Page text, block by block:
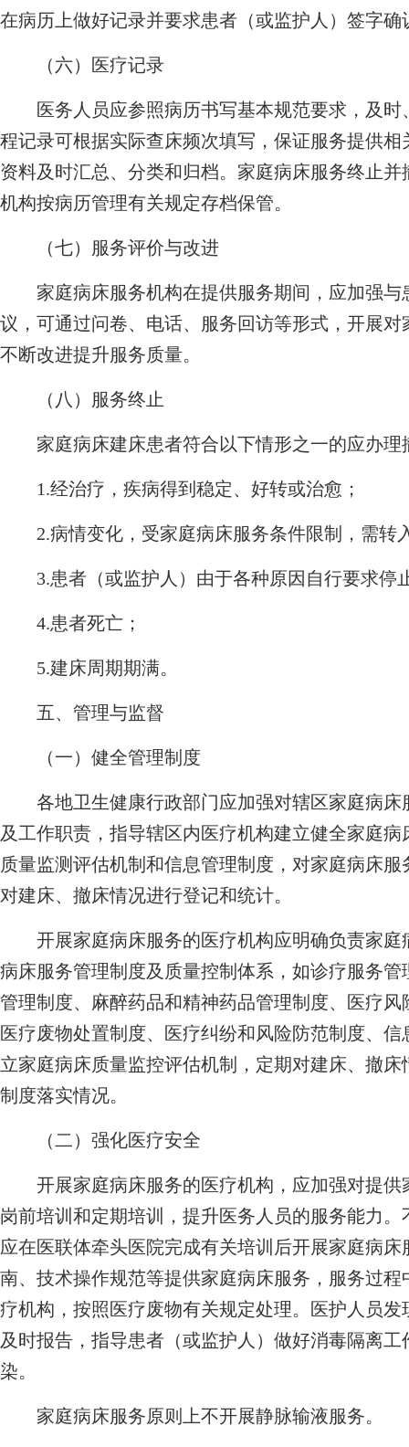
在病历上做好记录并要求患者（或监护人）签字确
（六）医疗记录
医务人员应参照病历书写基本规范要求，及时
程记录可根据实际查床频次填写，保证服务提供
资料及时汇总、分类和归档。家庭病床服务终止
机构按病历管理有关规定存档保管。
（七）服务评价与改进
家庭病床服务机构在提供服务期间，应加强与
议，可通过问卷、电话、服务回访等形式，开展
不断改进提升服务质量。
（八）服务终止
家庭病床建床患者符合以下情形之一的应办理
1.经治疗，疾病得到稳定、好转或治愈；
2.病情变化，受家庭病床服务条件限制，需转
3.患者（或监护人）由于各种原因自行要求停
4.患者死亡；
5.建床周期期满。
五、管理与监督
（一）健全管理制度
各地卫生健康行政部门应加强对辖区家庭病床
及工作职责，指导辖区内医疗机构建立健全家庭
质量监测评估机制和信息管理制度，对家庭病床
对建床、撤床情况进行登记和统计。
开展家庭病床服务的医疗机构应明确负责家庭
病床服务管理制度及质量控制体系，如诊疗服务
管理制度、麻醉药品和精神药品管理制度、医疗
医疗废物处置制度、医疗纠纷和风险防范制度、
立家庭病床质量监控评估机制，定期对建床、撤
制度落实情况。
（二）强化医疗安全
开展家庭病床服务的医疗机构，应加强对提供
岗前培训和定期培训，提升医务人员的服务能力
应在医联体牵头医院完成有关培训后开展家庭病
南、技术操作规范等提供家庭病床服务，服务过
疗机构，按照医疗废物有关规定处理。医护人员
及时报告，指导患者（或监护人）做好消毒隔离
染。
家庭病床服务原则上不开展静脉输液服务。